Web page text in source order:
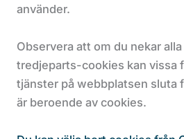
använder.
Observera att om du nekar
tredjeparts-cookies kan vissa
tjänster på webbplatsen sluta
är beroende av cookies.